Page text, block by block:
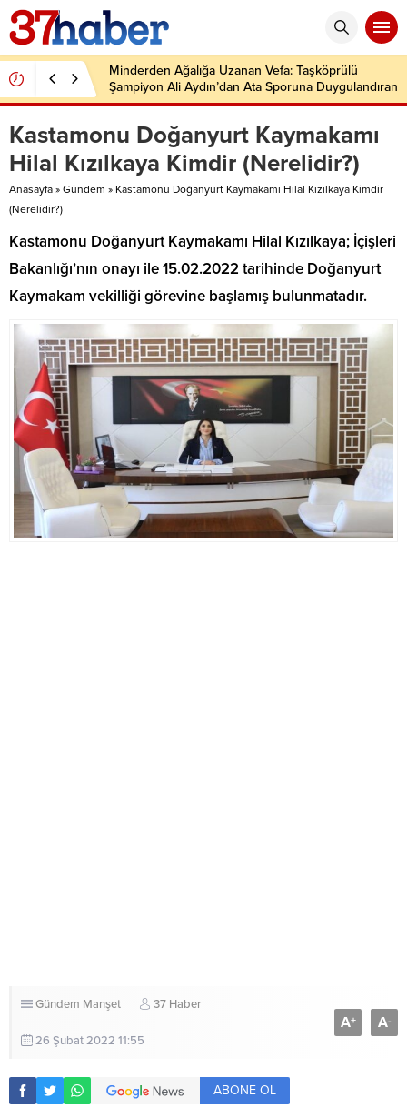
Minderden Ağalığa Uzanan Vefa: Taşköprülü
Şampiyon Ali Aydın’dan Ata Sporuna Duygulandıran
Dönüş
Kastamonu Doğanyurt Kaymakamı
Hilal Kızılkaya Kimdir (Nerelidir?)
Anasayfa » Gündem » Kastamonu Doğanyurt Kaymakamı Hilal Kızılkaya Kimdir
(Nerelidir?)
Kastamonu Doğanyurt Kaymakamı Hilal Kızılkaya; İçişleri
Bakanlığı’nın onayı ile 15.02.2022 tarihinde Doğanyurt
Kaymakam vekilliği görevine başlamış bulunmatadır.
Gündem Manşet 37 Haber
26 Şubat 2022 11:55
A+ A-
ABONE OL